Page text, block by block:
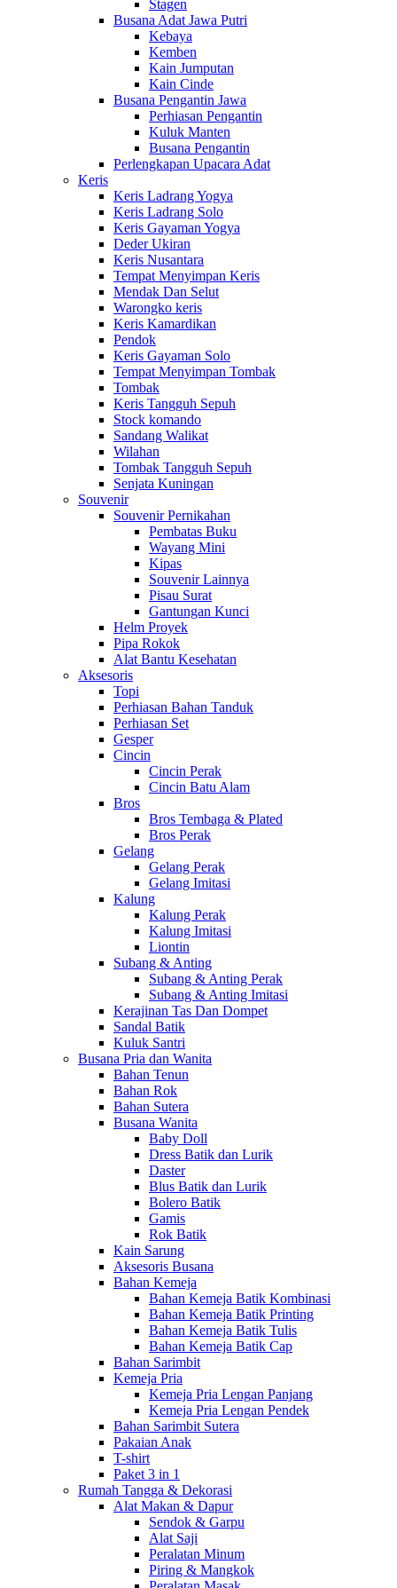
Stagen
Busana Adat Jawa Putri
Kebaya
Kemben
Kain Jumputan
Kain Cinde
Busana Pengantin Jawa
Perhiasan Pengantin
Kuluk Manten
Busana Pengantin
Perlengkapan Upacara Adat
Keris
Keris Ladrang Yogya
Keris Ladrang Solo
Keris Gayaman Yogya
Deder Ukiran
Keris Nusantara
Tempat Menyimpan Keris
Mendak Dan Selut
Warongko keris
Keris Kamardikan
Pendok
Keris Gayaman Solo
Tempat Menyimpan Tombak
Tombak
Keris Tangguh Sepuh
Stock komando
Sandang Walikat
Wilahan
Tombak Tangguh Sepuh
Senjata Kuningan
Souvenir
Souvenir Pernikahan
Pembatas Buku
Wayang Mini
Kipas
Souvenir Lainnya
Pisau Surat
Gantungan Kunci
Helm Proyek
Pipa Rokok
Alat Bantu Kesehatan
Aksesoris
Topi
Perhiasan Bahan Tanduk
Perhiasan Set
Gesper
Cincin
Cincin Perak
Cincin Batu Alam
Bros
Bros Tembaga & Plated
Bros Perak
Gelang
Gelang Perak
Gelang Imitasi
Kalung
Kalung Perak
Kalung Imitasi
Liontin
Subang & Anting
Subang & Anting Perak
Subang & Anting Imitasi
Kerajinan Tas Dan Dompet
Sandal Batik
Kuluk Santri
Busana Pria dan Wanita
Bahan Tenun
Bahan Rok
Bahan Sutera
Busana Wanita
Baby Doll
Dress Batik dan Lurik
Daster
Blus Batik dan Lurik
Bolero Batik
Gamis
Rok Batik
Kain Sarung
Aksesoris Busana
Bahan Kemeja
Bahan Kemeja Batik Kombinasi
Bahan Kemeja Batik Printing
Bahan Kemeja Batik Tulis
Bahan Kemeja Batik Cap
Bahan Sarimbit
Kemeja Pria
Kemeja Pria Lengan Panjang
Kemeja Pria Lengan Pendek
Bahan Sarimbit Sutera
Pakaian Anak
T-shirt
Paket 3 in 1
Rumah Tangga & Dekorasi
Alat Makan & Dapur
Sendok & Garpu
Alat Saji
Peralatan Minum
Piring & Mangkok